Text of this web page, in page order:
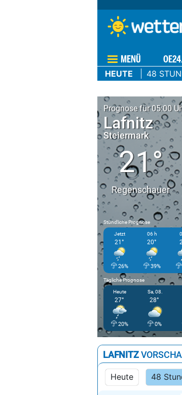
MENÜ
HEUTE 48
Prognose für 05:00
Lafnitz
Steiermark
21°
Regenschauer
Stündliche Prognose
Jetzt
21°
26%
06 h
20°
39%
Tägliche Prognose
Heute
27°
20%
Sa, 08.
28°
0%
LAFNITZ
Heute 48